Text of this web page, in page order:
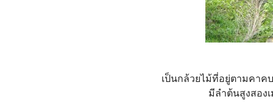
เป็นกล้วยไม้ที่อยู่ตามคา
มีลำต้นสูงสอง